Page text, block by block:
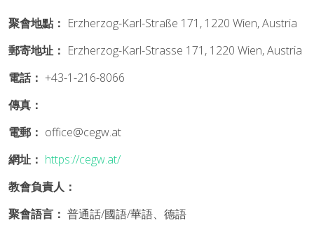
聚會地點： Erzherzog-Karl-Straße 171, 1220 Wien, Austria
郵寄地址： Erzherzog-Karl-Strasse 171, 1220 Wien, Austria
電話： +43-1-216-8066
傳真：
電郵： office@cegw.at
網址： https://cegw.at/
教會負責人：
聚會語言： 普通話/國語/華語、德語